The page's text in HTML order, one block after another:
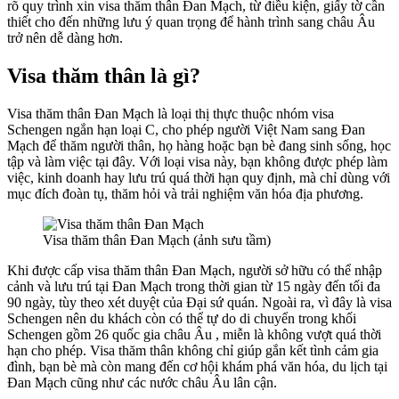
rõ quy trình xin visa thăm thân Đan Mạch, từ điều kiện, giấy tờ cần
thiết cho đến những lưu ý quan trọng để hành trình sang châu Âu
trở nên dễ dàng hơn.
Visa thăm thân là gì?
Visa thăm thân Đan Mạch là loại thị thực thuộc nhóm visa
Schengen ngắn hạn loại C, cho phép người Việt Nam sang Đan
Mạch để thăm người thân, họ hàng hoặc bạn bè đang sinh sống, học
tập và làm việc tại đây. Với loại visa này, bạn không được phép làm
việc, kinh doanh hay lưu trú quá thời hạn quy định, mà chỉ dùng với
mục đích đoàn tụ, thăm hỏi và trải nghiệm văn hóa địa phương.
Visa thăm thân Đan Mạch (ảnh sưu tầm)
Khi được cấp visa thăm thân Đan Mạch, người sở hữu có thể nhập
cảnh và lưu trú tại Đan Mạch trong thời gian từ 15 ngày đến tối đa
90 ngày, tùy theo xét duyệt của Đại sứ quán. Ngoài ra, vì đây là visa
Schengen nên du khách còn có thể tự do di chuyển trong khối
Schengen gồm 26 quốc gia châu Âu , miễn là không vượt quá thời
hạn cho phép. Visa thăm thân không chỉ giúp gắn kết tình cảm gia
đình, bạn bè mà còn mang đến cơ hội khám phá văn hóa, du lịch tại
Đan Mạch cũng như các nước châu Âu lân cận.